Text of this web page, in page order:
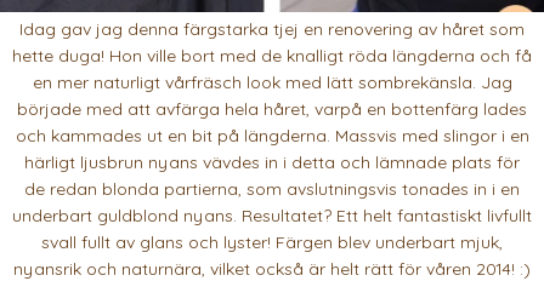
Idag gav jag denna färgstarka tjej en renovering av håret som
hette duga! Hon ville bort med de knalligt röda längderna och få
en mer naturligt vårfräsch look med lätt sombrekänsla. Jag
började med att avfärga hela håret, varpå en bottenfärg lades
och kammades ut en bit på längderna. Massvis med slingor i en
härligt ljusbrun nyans vävdes in i detta och lämnade plats för
de redan blonda partierna, som avslutningsvis tonades in i en
underbart guldblond nyans. Resultatet? Ett helt fantastiskt livfullt
svall fullt av glans och lyster! Färgen blev underbart mjuk,
nyansrik och naturnära, vilket också är helt rätt för våren 2014! :)